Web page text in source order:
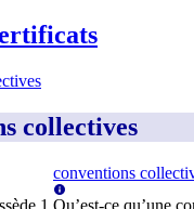
collectives
1
conventions
Qu’est-ce qu’une